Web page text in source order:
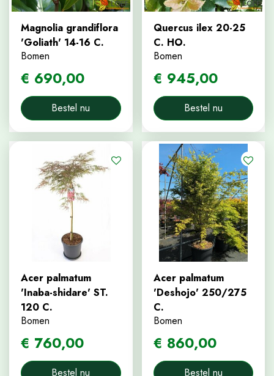
Magnolia grandiflora
'Goliath' 14-16 C.
Bomen
€ 690,00
Bestel nu
Quercus ilex 20-25
C. HO.
Bomen
€ 945,00
Bestel nu
Acer palmatum
'Inaba-shidare' ST.
120 C.
Bomen
€ 760,00
Bestel nu
Acer palmatum
'Deshojo' 250/275
C.
Bomen
€ 860,00
Bestel nu